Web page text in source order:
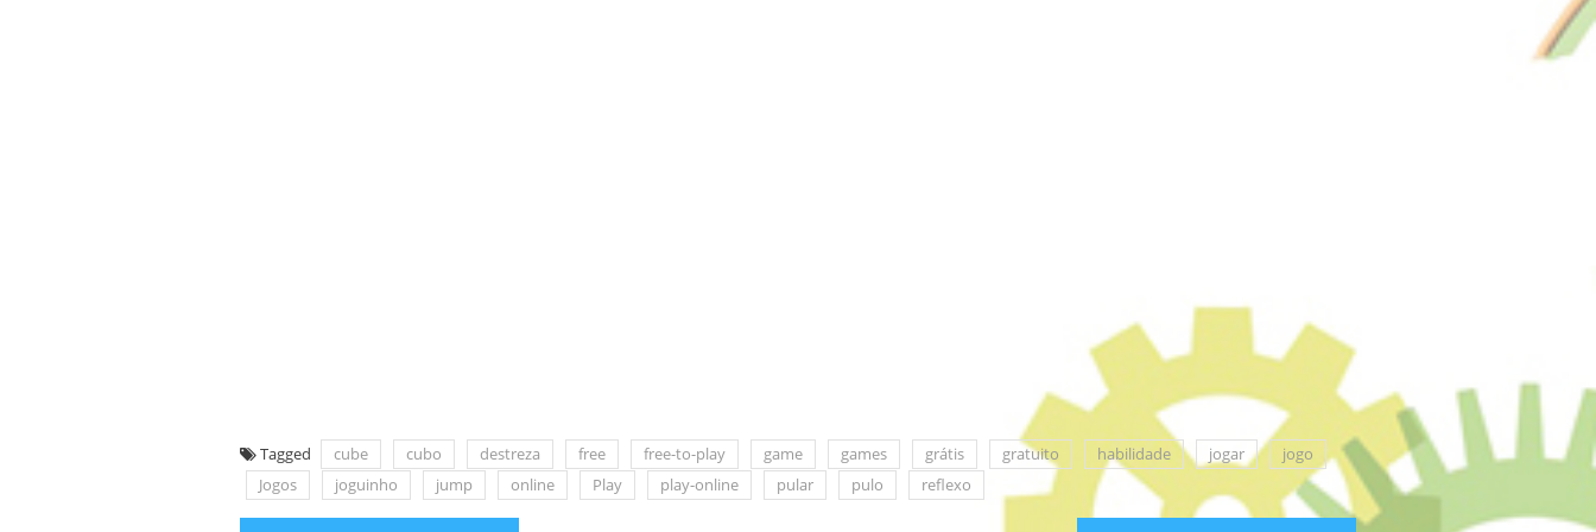
Tagged cube cubo destreza free free-to-play game games grátis gratuito habilidade jogar
jogo
Jogos
joguinho jump online Play play-online pular pulo reflexo